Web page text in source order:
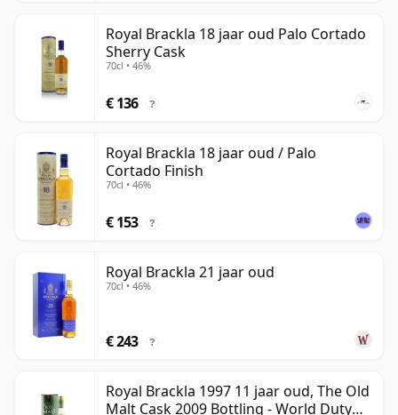
Royal Brackla 18 jaar oud Palo Cortado
Sherry Cask
70cl • 46%
€ 136 ?
Royal Brackla 18 jaar oud / Palo
Cortado Finish
70cl • 46%
€ 153 ?
Royal Brackla 21 jaar oud
70cl • 46%
€ 243 ?
Royal Brackla 1997 11 jaar oud, The Old
Malt Cask 2009 Bottling - World Duty